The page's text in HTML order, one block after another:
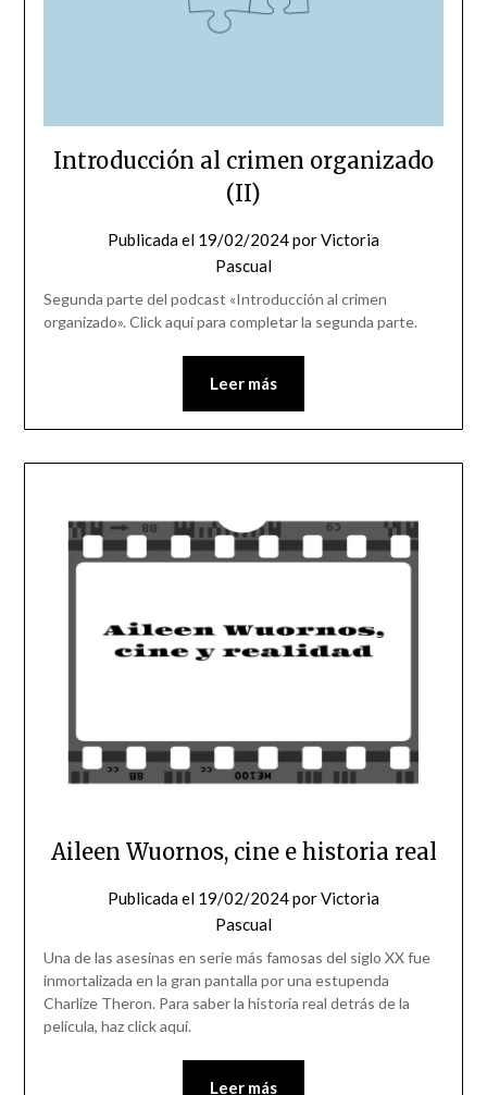
Introducción al crimen organizado
(II)
Publicada el 19/02/2024porVictoria
Pascual
Segunda parte del podcast «Introducción al crimen
organizado». Click aquí para completar la segunda parte.
Leer más
Aileen Wuornos, cine e historia real
Publicada el 19/02/2024porVictoria
Pascual
Una de las asesinas en serie más famosas del siglo XX fue
inmortalizada en la gran pantalla por una estupenda
Charlize Theron. Para saber la historia real detrás de la
película, haz click aquí.
Leer más